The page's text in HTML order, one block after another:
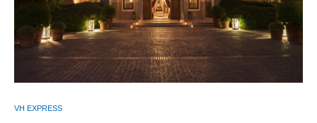
VH EXPRESS